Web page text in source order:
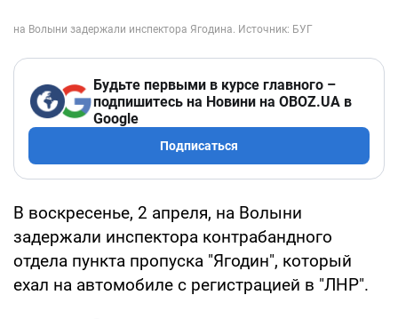
Будьте первыми в курсе главного –
подпишитесь на Новини на OBOZ.UA в
Google
Подписаться
В воскресенье, 2 апреля, на Волыни
задержали инспектора контрабандного
отдела пункта пропуска "Ягодин", который
ехал на автомобиле с регистрацией в "ЛНР".